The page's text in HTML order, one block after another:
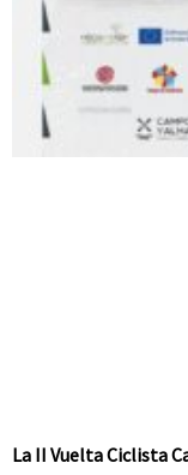
La II Vuelta Ciclista